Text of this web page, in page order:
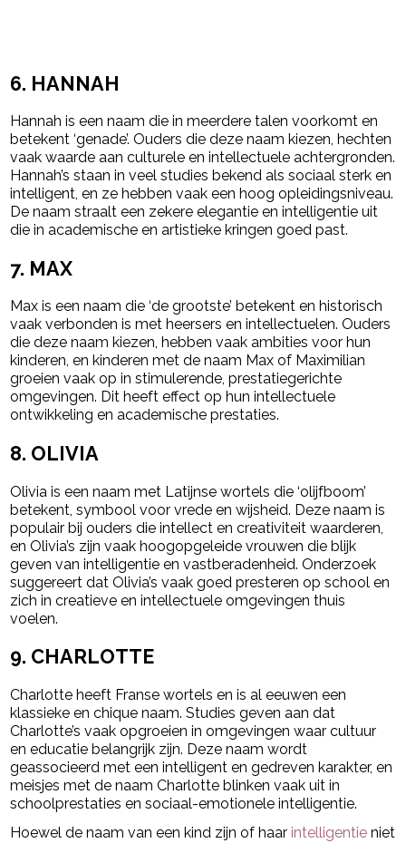
6. HANNAH
Hannah is een naam die in meerdere talen voorkomt en
betekent ‘genade’. Ouders die deze naam kiezen, hechten
vaak waarde aan culturele en intellectuele achtergronden.
Hannah’s staan in veel studies bekend als sociaal sterk en
intelligent, en ze hebben vaak een hoog opleidingsniveau.
De naam straalt een zekere elegantie en intelligentie uit
die in academische en artistieke kringen goed past.
7. MAX
Max is een naam die ‘de grootste’ betekent en historisch
vaak verbonden is met heersers en intellectuelen. Ouders
die deze naam kiezen, hebben vaak ambities voor hun
kinderen, en kinderen met de naam Max of Maximilian
groeien vaak op in stimulerende, prestatiegerichte
omgevingen. Dit heeft effect op hun intellectuele
ontwikkeling en academische prestaties.
8. OLIVIA
Olivia is een naam met Latijnse wortels die ‘olijfboom’
betekent, symbool voor vrede en wijsheid. Deze naam is
populair bij ouders die intellect en creativiteit waarderen,
en Olivia’s zijn vaak hoogopgeleide vrouwen die blijk
geven van intelligentie en vastberadenheid. Onderzoek
suggereert dat Olivia’s vaak goed presteren op school en
zich in creatieve en intellectuele omgevingen thuis
voelen.
9. CHARLOTTE
Charlotte heeft Franse wortels en is al eeuwen een
klassieke en chique naam. Studies geven aan dat
Charlotte’s vaak opgroeien in omgevingen waar cultuur
en educatie belangrijk zijn. Deze naam wordt
geassocieerd met een intelligent en gedreven karakter, en
meisjes met de naam Charlotte blinken vaak uit in
schoolprestaties en sociaal-emotionele intelligentie.
Hoewel de naam van een kind zijn of haar intelligentie niet